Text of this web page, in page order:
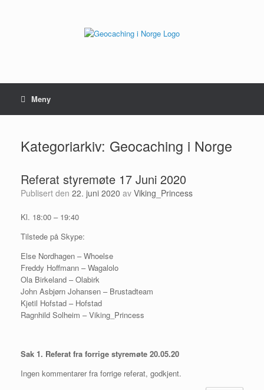
Meny
Kategoriarkiv: Geocaching i Norge
Referat styremøte 17 Juni 2020
Publisert den 22. juni 2020 av Viking_Princess
Kl. 18:00 – 19:40
Tilstede på Skype:
Else Nordhagen – Whoelse
Freddy Hoffmann – Wagalolo
Ola Birkeland – Olabirk
John Asbjørn Johansen – Brustadteam
Kjetil Hofstad – Hofstad
Ragnhild Solheim – Viking_Princess
Sak 1. Referat fra forrige styremøte 20.05.20
Ingen kommentarer fra forrige referat, godkjent.